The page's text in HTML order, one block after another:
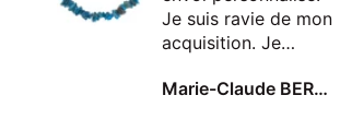
Je suis ravie de mon
acquisition. Je
mais aussi le
Marie-Claude BERNARD